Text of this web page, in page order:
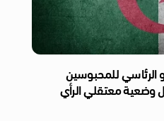
الرئاسي للمحبوسين
وضعية معتقلي الرأي